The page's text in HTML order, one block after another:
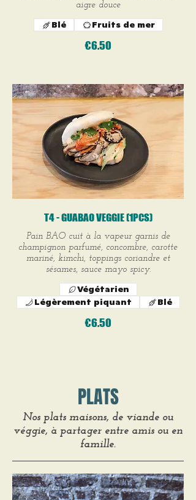
aigre douce
€6.50
Blé Fruits de mer
T4 - GUABAO VEGGIE (1PCS)
Pain BAO cuit à la vapeur garnis de
champignon parfumé, concombre, carotte
mariné, kimchi, toppings coriandre et
sésames, sauce mayo spicy.
€6.50
Végétarien
Légèrement piquant
Blé
PLATS
Nos plats maisons, de viande ou
véggie, à partager entre amis ou en
famille.